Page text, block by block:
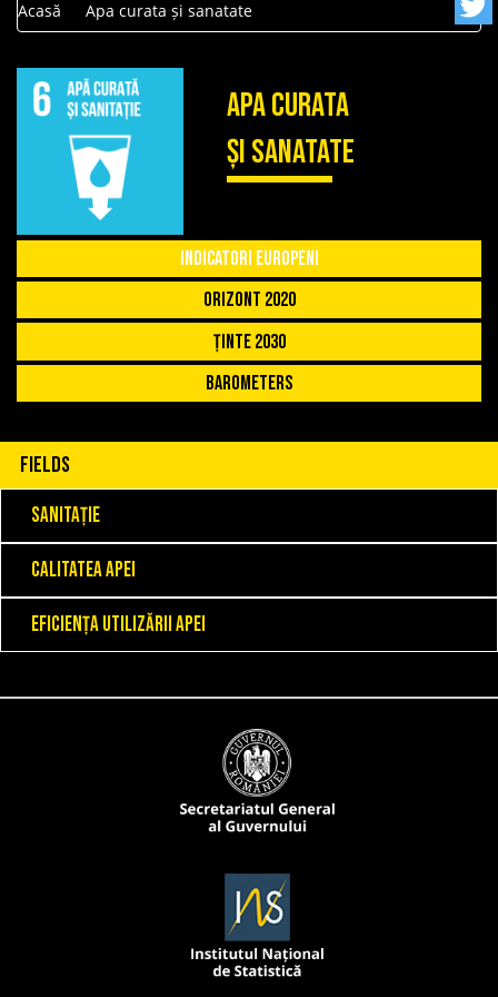
Acasă Apa curata și sanatate
Apa curata
și sanatate
Indicatori Europeni
Orizont 2020
Ținte 2030
Barometers
Fields
Sanitație
Calitatea apei
Eficiența utilizării apei